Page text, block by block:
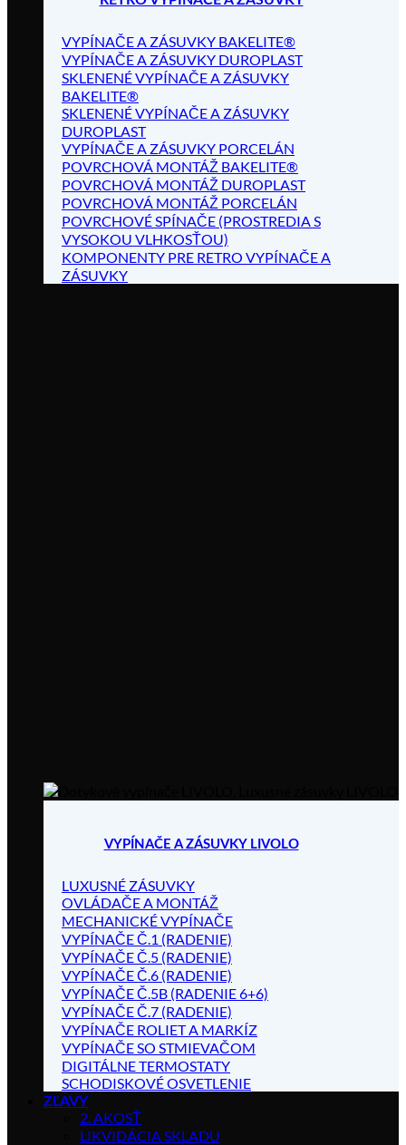
VYPÍNAČE A ZÁSUVKY BAKELITE®
VYPÍNAČE A ZÁSUVKY DUROPLAST
SKLENENÉ VYPÍNAČE A ZÁSUVKY
BAKELITE®
SKLENENÉ VYPÍNAČE A ZÁSUVKY
DUROPLAST
VYPÍNAČE A ZÁSUVKY PORCELÁN
POVRCHOVÁ MONTÁŽ BAKELITE®
POVRCHOVÁ MONTÁŽ DUROPLAST
POVRCHOVÁ MONTÁŽ PORCELÁN
POVRCHOVÉ SPÍNAČE (PROSTREDIA S
VYSOKOU VLHKOSŤOU)
KOMPONENTY PRE RETRO VYPÍNAČE A
ZÁSUVKY
VYPÍNAČE A ZÁSUVKY LIVOLO
LUXUSNÉ ZÁSUVKY
OVLÁDAČE A MONTÁŽ
MECHANICKÉ VYPÍNAČE
VYPÍNAČE Č.1 (RADENIE)
VYPÍNAČE Č.5 (RADENIE)
VYPÍNAČE Č.6 (RADENIE)
VYPÍNAČE Č.5B (RADENIE 6+6)
VYPÍNAČE Č.7 (RADENIE)
VYPÍNAČE ROLIET A MARKÍZ
VYPÍNAČE SO STMIEVAČOM
DIGITÁLNE TERMOSTATY
SCHODISKOVÉ OSVETLENIE
ZĽAVY
2. AKOSŤ
LIKVIDÁCIA SKLADU